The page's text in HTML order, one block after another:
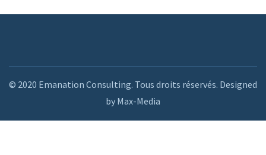
© 2020 Emanation Consulting. Tous droits réservés. Designed
by Max-Media